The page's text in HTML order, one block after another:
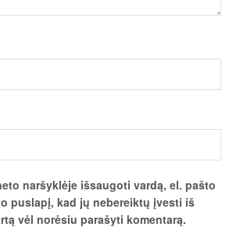
naršyklėje išsaugoti vardą, el. pašto
puslapį, kad jų nebereiktų įvesti iš
vėl norėsiu parašyti komentarą.